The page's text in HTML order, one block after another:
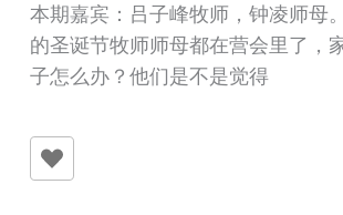
本期嘉宾：吕子峰牧师，钟凌师母
的圣诞节牧师师母都在营会里了，
子怎么办？他们是不是觉得
中
的
圣
节